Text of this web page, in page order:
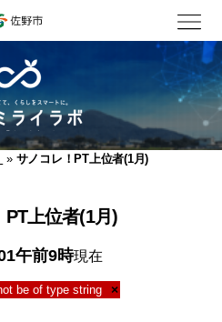
» サノコレ！PT上位者(1月)
PT上位者(1月)
午前9時現在
be of type string ×